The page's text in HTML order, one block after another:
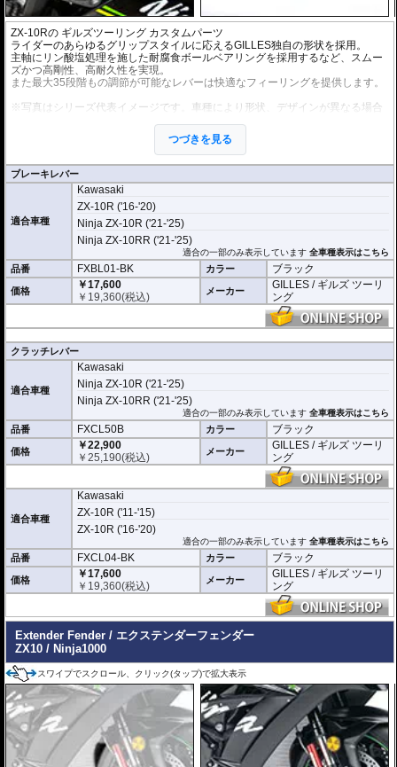
ZX-10Rの ギルズツーリング カスタムパーツ
ライダーのあらゆるグリップスタイルに応えるGILLES独自の形状を採用。
主軸にリン酸塩処理を施した耐腐食ボールベアリングを採用するなど、スムー
ズかつ高剛性、高耐久性を実現。
また最大35段階もの調節が可能なレバーは快適なフィーリングを提供します。
※写真はシリーズ代表イメージです。車種により形状、デザインが異なる場合
つづきを見る
ブレーキレバー
適合車種
Kawasaki
ZX-10R ('16-'20)
Ninja ZX-10R ('21-'25)
Ninja ZX-10RR ('21-'25)
適合の一部のみ表示しています全車種表示はこちら
品番 FXBL01-BK カラー ブラック
価格
￥17,600
￥ 19,360(税込) メーカー
GILLES / ギルズ ツーリ
ング
クラッチレバー
適合車種
Kawasaki
Ninja ZX-10R ('21-'25)
Ninja ZX-10RR ('21-'25)
適合の一部のみ表示しています全車種表示はこちら
品番 FXCL50B カラー ブラック
価格
￥22,900
￥25,190(税込) メーカー
GILLES / ギルズ ツーリ
ング
適合車種
Kawasaki
ZX-10R ('11-'15)
ZX-10R ('16-'20)
適合の一部のみ表示しています全車種表示はこちら
品番 FXCL04-BK カラー ブラック
価格
￥17,600
￥ 19,360(税込) メーカー
GILLES / ギルズ ツーリ
ング
Extender Fender / エクステンダーフェンダー
ZX10 / Ninja1000
スワイプでスクロール、クリック(タップ)で拡大表示